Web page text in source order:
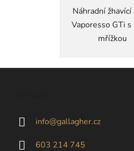
Náhradní žhavící
Vaporesso GTi s
mřížkou
info@gallagher.cz
603 214 745